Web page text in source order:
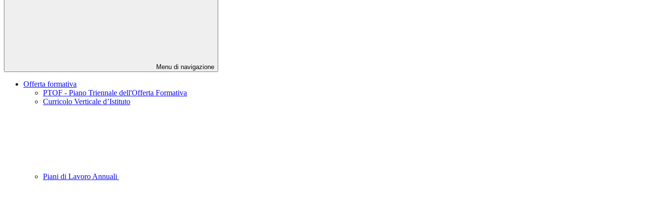
Menu di navigazione
Offerta formativa
PTOF - Piano Triennale dell'Offerta Formativa
Curricolo Verticale d’Istituto
Piani di Lavoro Annuali